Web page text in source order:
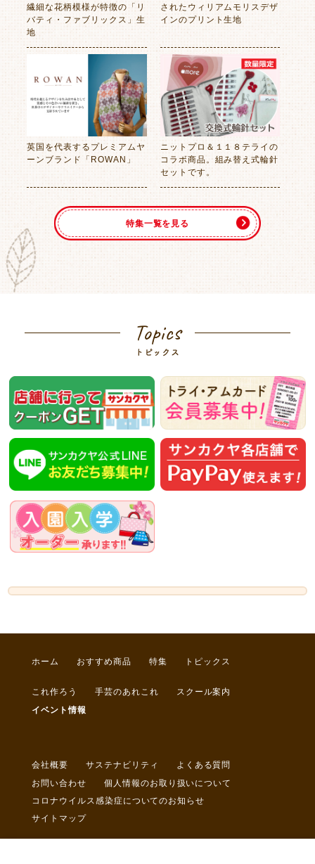
繊細な花柄模様が特徴の「リ
バティ・ファブリックス」生
地
されたウィリアムモリスデザ
インのプリント生地
英国を代表するプレミアムヤ
ーンブランド「ROWAN」
ニットプロ＆１１８テライの
コラボ商品。組み替え式輪針
セットです。
特集一覧を見る
Topics
トピックス
ホーム おすすめ商品 特集 トピックス
これ作ろう 手芸のあれこれ
スクール案内
イベント情報
会社概要 サステナビリティ
よくある質問
お問い合わせ
個人情報のお取り扱いについて
コロナウイルス感染症についてのお知らせ
サイトマップ